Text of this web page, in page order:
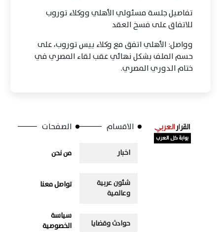
تفاصيل جلسة مسئولي الأهلي ووكلاء توروب
للاتفاق على فسخ العقد
وواصل: الأهلي اتفق مع وكلاء ييس توروب، على
حسم الملف بشكل نهائي عقب لقاء المصري في
ختام الدوري المصري.
الاقسام
اخبار
شئون عربية
وعالمية
حوادث وقضايا
الصفحات
من نحن
تواصل معنا
سياسة
الخصوصية